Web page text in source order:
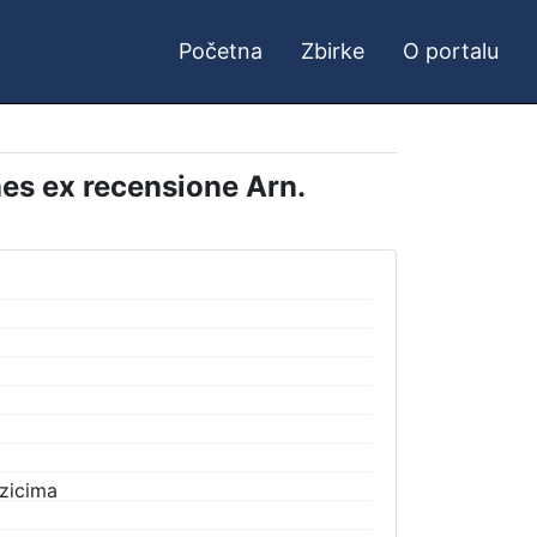
Početna Zbirke O portalu
ex recensione Arn.